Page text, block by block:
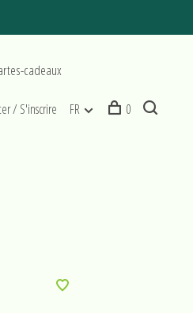
cadeaux
/ S'inscrire FR 0